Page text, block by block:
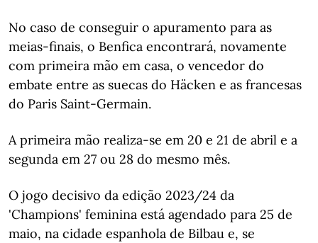
No caso de conseguir o apuramento para as
meias-finais, o Benfica encontrará, novamente
com primeira mão em casa, o vencedor do
embate entre as suecas do Häcken e as francesas
do Paris Saint-Germain.
A primeira mão realiza-se em 20 e 21 de abril e a
segunda em 27 ou 28 do mesmo mês.
O jogo decisivo da edição 2023/24 da
'Champions' feminina está agendado para 25 de
maio, na cidade espanhola de Bilbau e, se